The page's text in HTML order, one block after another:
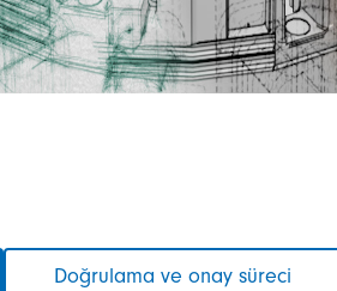
Doğrulama ve onay süreci